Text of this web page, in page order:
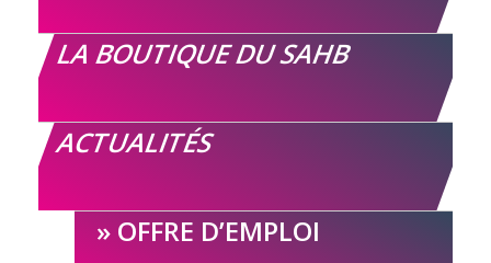
LA BOUTIQUE DU SAHB
ACTUALITÉS
OFFRE D’EMPLOI